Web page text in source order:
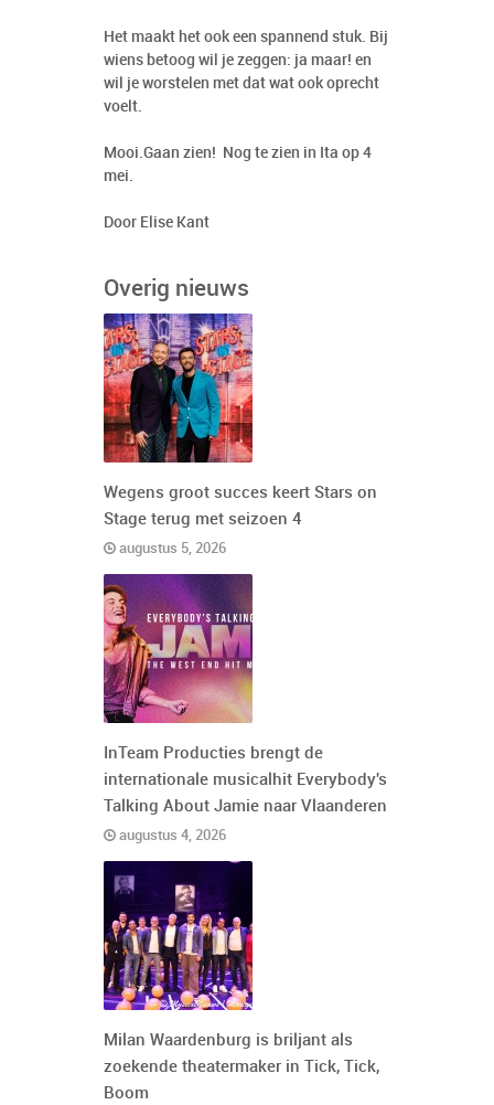
Het maakt het ook een spannend stuk. Bij
wiens betoog wil je zeggen: ja maar! en
wil je worstelen met dat wat ook oprecht
voelt.
Mooi.Gaan zien! Nog te zien in Ita op 4
mei.
Door Elise Kant
Overig nieuws
Wegens groot succes keert Stars on
Stage terug met seizoen 4
augustus 5, 2026
InTeam Producties brengt de
internationale musicalhit Everybody's
Talking About Jamie naar Vlaanderen
augustus 4, 2026
Milan Waardenburg is briljant als
zoekende theatermaker in Tick, Tick,
Boom